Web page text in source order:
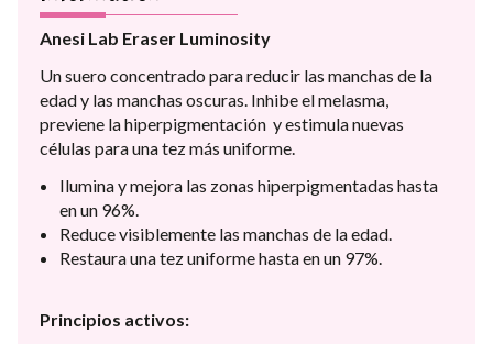
Anesi Lab Eraser Luminosity
Un suero concentrado para reducir las manchas de la
edad y las manchas oscuras. Inhibe el melasma,
previene la hiperpigmentación y estimula nuevas
células para una tez más uniforme.
Ilumina y mejora las zonas hiperpigmentadas hasta
en un 96%.
Reduce visiblemente las manchas de la edad.
Restaura una tez uniforme hasta en un 97%.
Principios activos: